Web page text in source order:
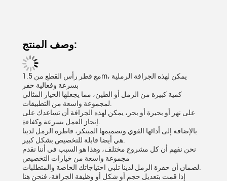
وصف المنتج:
مع قطر رأس القطع من 1.5m، يمكن لهذه الجرافة الرملية
بسرعة وفعالية حفر
كمية كبيرة من الرمل أو الطين، مما يجعلها الخيار المثالي
على نهر أو بحيرة أو بحر، يمكن لهذه الجرافة أن تساعدك على
بالإضافة إلى أدائها القوي وتصميمها المبتكر، قاطرة الرمل لدينا
نحن نفهم أن كل مشروع مختلف، وهذا هو السبب في أننا نقدم
مجموعة واسعة من خيارات التخصيص
إذا قمت بتعديل حجم أو شكل أو وظيفة الجرافة، فنحن هنا